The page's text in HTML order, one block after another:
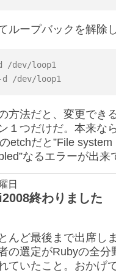
ループバックを解除
/dev/loop1
/dev/loop1
方法だと、変更でき
１つだけだ。本来な
etchだと”File
なるエラーが出
日
終わりました
んど最後まで出席し
の選定がRubyの全
ていたこと。おかげ